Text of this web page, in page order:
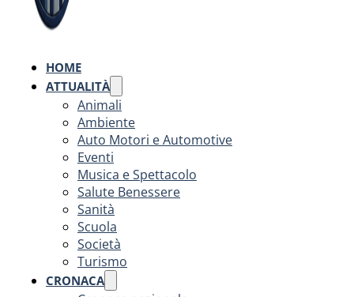
HOME
ATTUALITÀ
Animali
Ambiente
Auto Motori e Automotive
Eventi
Musica e Spettacolo
Salute Benessere
Sanità
Scuola
Società
Turismo
CRONACA